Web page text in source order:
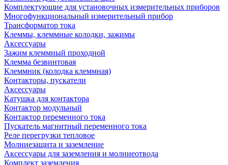
Комплектующие для установочных измерительных приборов
Многофункциональный измерительный прибор
Трансформатор тока
Клеммы, клеммные колодки, зажимы
Аксессуары
Зажим клеммный проходной
Клемма безвинтовая
Клеммник (колодка клеммная)
Контакторы, пускатели
Аксессуары
Катушка для контактора
Контактор модульный
Контактор переменного тока
Пускатель магнитный переменного тока
Реле перегрузки тепловое
Молниезащита и заземление
Аксессуары для заземления и молниеотвода
Комплект заземления